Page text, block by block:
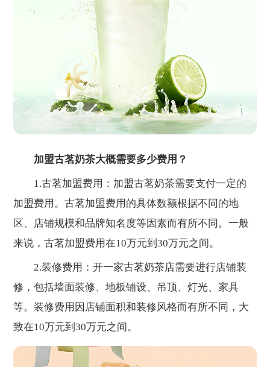
加盟古茗奶茶大概需要多少费用？
1.古茗加盟费用：加盟古茗奶茶需要支付一定的
加盟费用。古茗加盟费用的具体数额根据不同的地
区、店铺规模和品牌知名度等因素而有所不同。一般
来说，古茗加盟费用在10万元到30万元之间。
2.装修费用：开一家古茗奶茶店需要进行店铺装
修，包括墙面装修、地板铺设、吊顶、灯光、家具
等。装修费用因店铺面积和装修风格而有所不同，大
致在10万元到30万元之间。